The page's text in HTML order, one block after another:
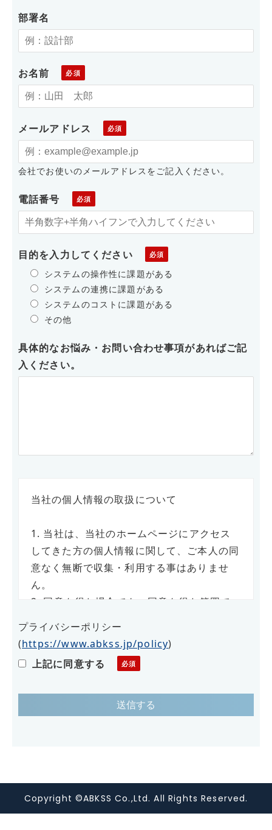
部署名
お名前
メールアドレス
会社でお使いのメールアドレスをご記入ください。
電話番号
目的を入力してください
システムの操作性に課題がある
システムの連携に課題がある
システムのコストに課題がある
その他
具体的なお悩み・お問い合わせ事項があればご記
入ください。
当社の個人情報の取扱について
1. 当社は、当社のホームページにアクセス
してきた方の個人情報に関して、ご本人の同
意なく無断で収集・利用する事はありませ
ん。
2. 同意を得た場合でも、同意を得た範囲で
3. さらに、収集した個人情報は適正な管理
の下で安全に蓄積・保管します。
合は、弊社が提供するサービスがお受けでき
プライバシーポリシー
(https://www.abkss.jp/policy)
上記に同意する
Copyright ©ABKSS Co.,Ltd. All Rights Reserved.